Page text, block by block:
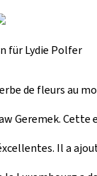
für Lydie Polfer
de fleurs au
Cette
Il a